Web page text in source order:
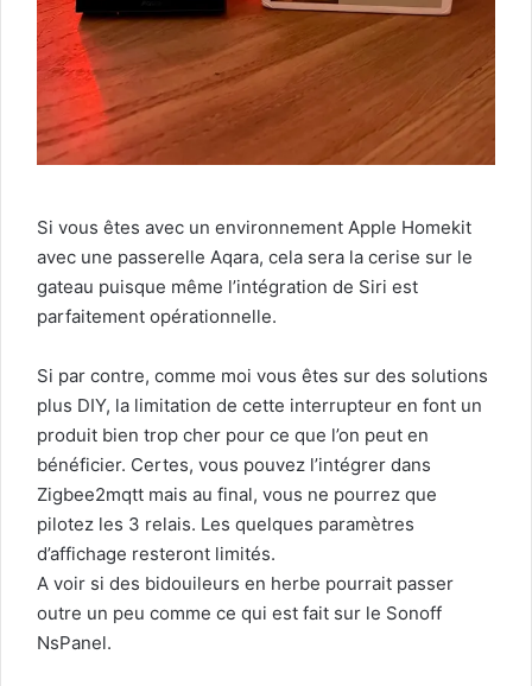
Si vous êtes avec un environnement Apple Homekit
avec une passerelle Aqara, cela sera la cerise sur le
gateau puisque même l’intégration de Siri est
parfaitement opérationnelle.
Si par contre, comme moi vous êtes sur des solutions
plus DIY, la limitation de cette interrupteur en font un
produit bien trop cher pour ce que l’on peut en
bénéficier. Certes, vous pouvez l’intégrer dans
Zigbee2mqtt mais au final, vous ne pourrez que
pilotez les 3 relais. Les quelques paramètres
d’affichage resteront limités.
A voir si des bidouileurs en herbe pourrait passer
outre un peu comme ce qui est fait sur le Sonoff
NsPanel.